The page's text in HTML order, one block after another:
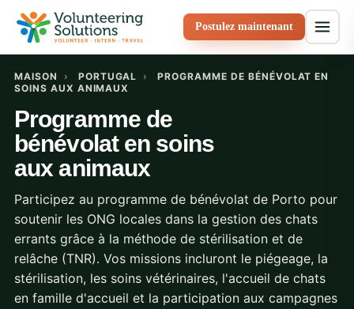
Postulez maintenant
MAISON › PORTUGAL ›
PROGRAMME DE BÉNÉVOLAT EN
SOINS AUX ANIMAUX
Programme de
bénévolat en soins
aux animaux
Participez au programme de bénévolat de Porto pour
soutenir les ONG locales dans la gestion des chats
errants grâce à la méthode de stérilisation et de
relâche (TNR). Vos missions incluront le piégeage, la
stérilisation, les soins vétérinaires, l'accueil de chats
en famille d'accueil et la participation aux campagnes